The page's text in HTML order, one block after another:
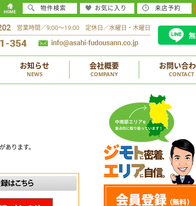
営業時間／9:00～19:00 定休日／水曜日・木曜日
お知らせ
NEWS
会社概要
COMPANY
お問い合
CONTACT
ります。
物件検索 お気に入り 来店予約